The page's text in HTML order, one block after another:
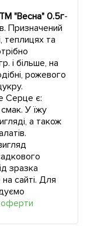
"Весна" 0.5г-
Призначений
теплицях та
і більше, на
рожевого
Серце є:
У їжу
а також
зразка
сайті. Для
оферти